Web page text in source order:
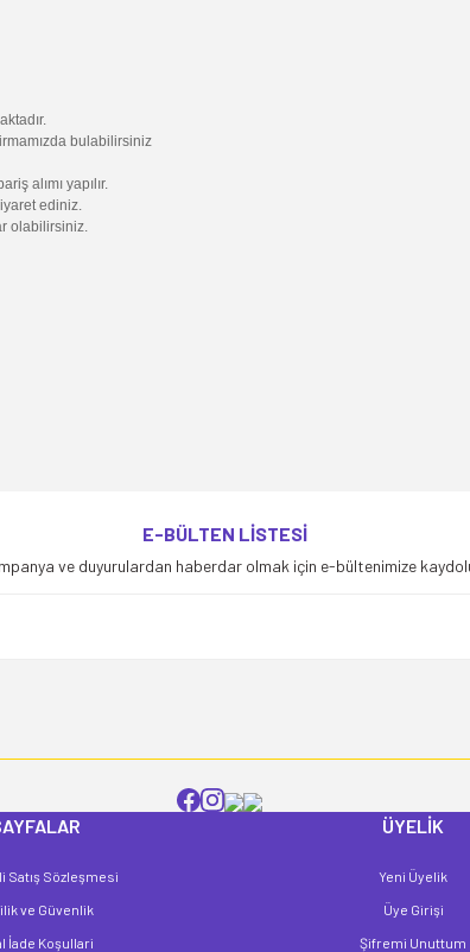
bulabilirsiniz
alımı yapılır.
ediniz.
olabilirsiniz.
Yorum Yaz
E-BÜLTEN LİSTESİ
ve duyurulardan haberdar olmak için e-bültenimize
Satış Sözleşmesi
ve Güvenlik
İade Koşullari
ÜYELİK
Yeni Üyelik
Üye Girişi
Şifremi Unuttum